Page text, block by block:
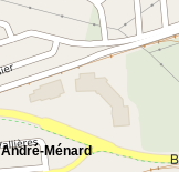
Ménard